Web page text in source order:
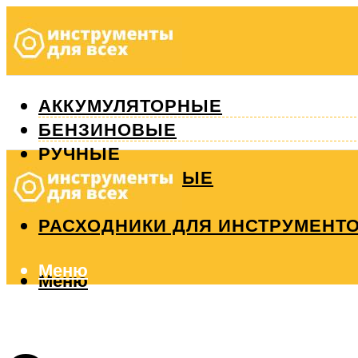
АККУМУЛЯТОРНЫЕ
БЕНЗИНОВЫЕ
РУЧНЫЕ
ИЗМЕРИТЕЛЬНЫЕ
РЕМОНТ
РАСХОДНИКИ ДЛЯ
Меню
Меню